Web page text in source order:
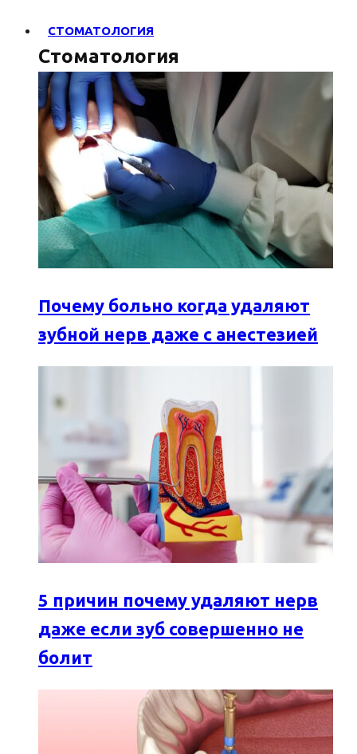
СТОМАТОЛОГИЯ
Стоматология
Почему больно когда удаляют
зубной нерв даже с анестезией
5 причин почему удаляют нерв
даже если зуб совершенно не
болит